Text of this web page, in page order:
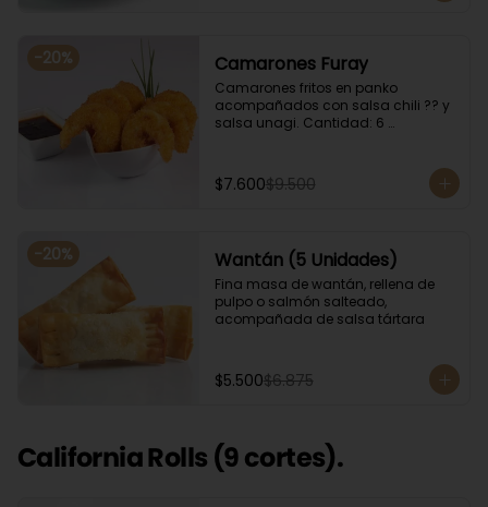
-20% Camarones Furay
Camarones fritos en panko
acompañados con salsa chili ?? y
salsa unagi. Cantidad: 6
$7.600$9.500
-20% Wantán (5 Unidades)
Fina masa de wantán, rellena de
pulpo o salmón salteado,
acompañada de salsa tártara
$5.500$6.875
California Rolls (9 cortes).